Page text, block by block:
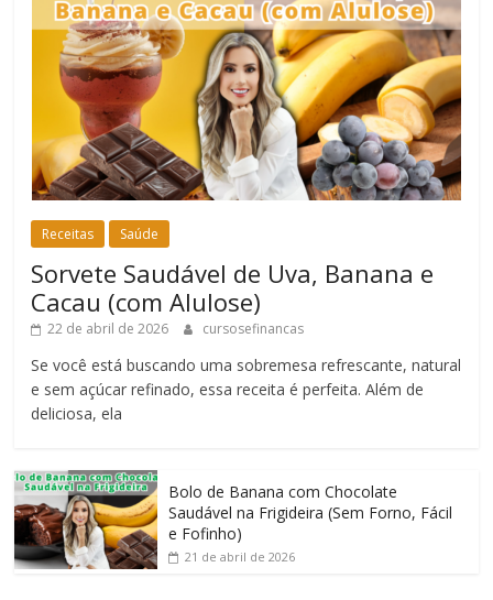
Receitas Saúde
Sorvete Saudável de Uva, Banana e
Cacau (com Alulose)
22 de abril de 2026 cursosefinancas
Se você está buscando uma sobremesa refrescante, natural
e sem açúcar refinado, essa receita é perfeita. Além de
deliciosa, ela
Bolo de Banana com Chocolate
Saudável na Frigideira (Sem Forno, Fácil
e Fofinho)
21 de abril de 2026